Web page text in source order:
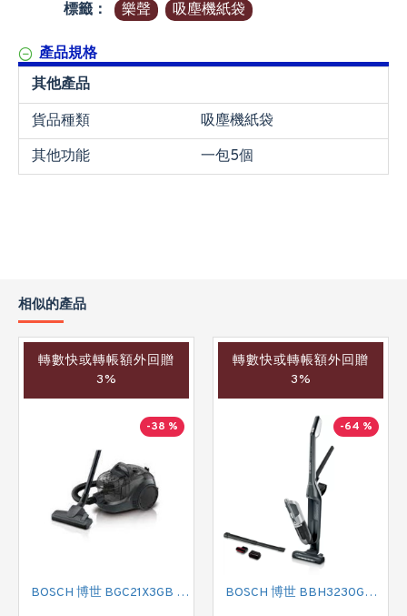
標籤： 樂聲 吸塵機紙袋
產品規格
其他產品
貨品種類
吸塵機紙袋
其他功能
一包5個
相似的產品
轉數快或轉帳額外回贈
3%
-38 %
BOSCH 博世 BGC21X3GB 有線吸塵機
轉數快或轉帳額外回贈
3%
-64 %
BOSCH 博世 BBH3230GB 無線吸塵機